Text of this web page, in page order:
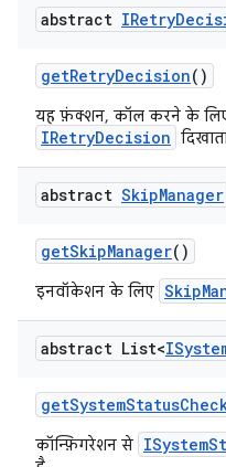
abstract IRetry
getRetryDecision()
यह फ़ंक्शन, कॉल करने के लिए
IRetryDecision
abstract SkipManager
getSkipManager()
इनवॉकेशन के लिए
abstract List<
getSystemStatus
कॉन्फ़िगरेशन से